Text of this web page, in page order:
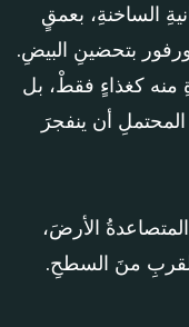
الساخنةِ، بعمقٍ
بتحضينِ البيضِ.
منه كغذاءٍ فقطْ، بل
أن ينفجرَ
الأرضَ،
منَ السطحِ.